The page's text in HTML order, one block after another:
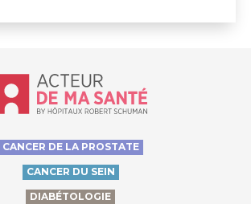
Accueil - Acteur de ma santé, by
CANCER DE LA PROSTATE
CANCER DU SEIN
DIABÉTOLOGIE